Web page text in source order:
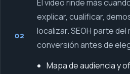
02
El video rinde más
explicar, cualificar,
localizar. SEOH parte
conversión antes de
Mapa de audiencia y